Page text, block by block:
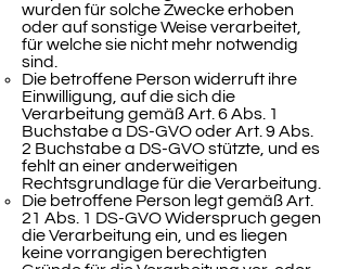
wurden für solche Zwecke erhoben
oder auf sonstige Weise verarbeitet,
für welche sie nicht mehr notwendig
sind.
Die betroffene Person widerruft ihre
Einwilligung, auf die sich die
Verarbeitung gemäß Art. 6 Abs. 1
Buchstabe a DS-GVO oder Art. 9 Abs.
2 Buchstabe a DS-GVO stützte, und es
fehlt an einer anderweitigen
Rechtsgrundlage für die Verarbeitung.
Die betroffene Person legt gemäß Art.
21 Abs. 1 DS-GVO Widerspruch gegen
die Verarbeitung ein, und es liegen
keine vorrangigen berechtigten